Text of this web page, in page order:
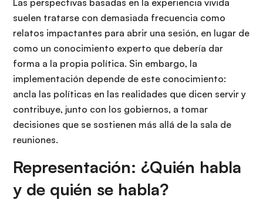
suelen tratarse con demasiada frecuencia como
relatos impactantes para abrir una sesión, en lugar de
como un conocimiento experto que debería dar
forma a la propia política. Sin embargo, la
implementación depende de este conocimiento:
ancla las políticas en las realidades que dicen servir y
contribuye, junto con los gobiernos, a tomar
decisiones que se sostienen más allá de la sala de
reuniones.
Representación: ¿Quién habla
y de quién se habla?